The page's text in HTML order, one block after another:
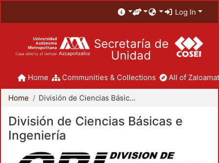
Log In
Secretaría de
Unidad
Home Communities & Collections All of
Home División de Ciencias Básicas e Ingeniería
División de Ciencias Básicas e
Ingeniería